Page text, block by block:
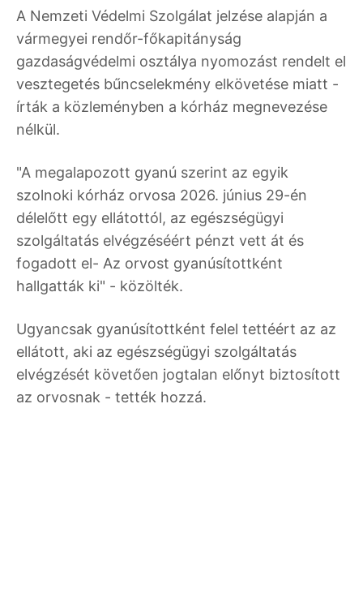
A Nemzeti Védelmi Szolgálat jelzése alapján a
vármegyei rendőr-főkapitányság
gazdaságvédelmi osztálya nyomozást rendelt el
vesztegetés bűncselekmény elkövetése miatt -
írták a közleményben a kórház megnevezése
nélkül.
"A megalapozott gyanú szerint az egyik
szolnoki kórház orvosa 2026. június 29-én
délelőtt egy ellátottól, az egészségügyi
szolgáltatás elvégzéséért pénzt vett át és
fogadott el- Az orvost gyanúsítottként
hallgatták ki" - közölték.
Ugyancsak gyanúsítottként felel tettéért az az
ellátott, aki az egészségügyi szolgáltatás
elvégzését követően jogtalan előnyt biztosított
az orvosnak - tették hozzá.